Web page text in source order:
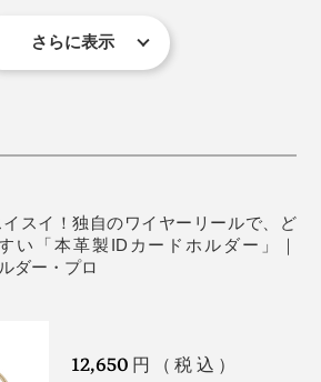
ック」も独自に開発。ワイヤーをひ
クもいっしょに回転する設計だか
磁気防止機能（RFID保護）つき。
器で盗んで読みとる、「スキミング
クレジットカードや交通系ICカード
、スッキリ収まる『Orbitkey』／写真(右) キャンバ
て、いちいち首から外していたの
クになるぞぉ」と、家でワイヤーを
なんと、ワイヤーが切れてしまった
ぱっていないのに……ショックすぎ
ルダーの苦い思い出です。
フィスはタッチキーがありません
化アクリル
クロムメッキばね鋼
プ／100%リサイクルポリエステル
／カード1枚・紙幣やカギなど、ウ
応しません。カードは取りだしてお使いくださ
さらに表示
スイ！独自のワイヤーリールで、ど
い「本革製IDカードホルダー」｜
ダー・プロ
12,650 円（税込）